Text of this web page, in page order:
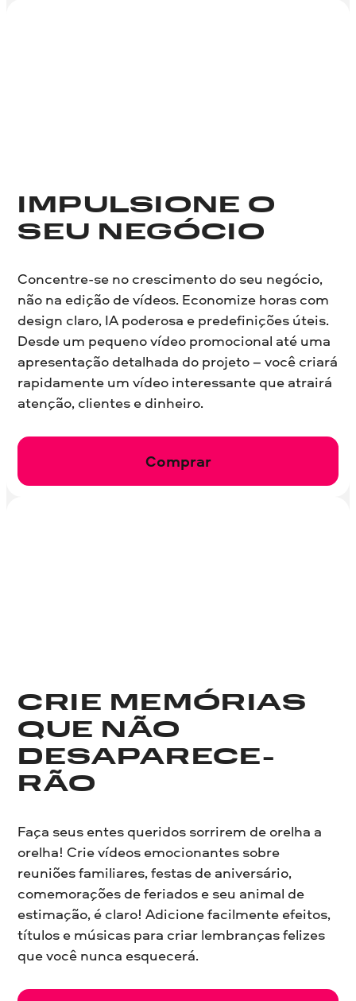
IMPULSIONE O
SEU NEGÓCIO
Concentre-se no crescimento do seu negócio,
não na edição de vídeos. Economize horas com
design claro, IA poderosa e predefinições úteis.
Desde um pequeno vídeo promocional até uma
apresentação detalhada do projeto – você criará
rapidamente um vídeo interessante que atrairá
atenção, clientes e dinheiro.
Comprar
CRIE MEMÓRIAS
QUE NÃO
DESAPARECE­
RÃO
Faça seus entes queridos sorrirem de orelha a
orelha! Crie vídeos emocionantes sobre
reuniões familiares, festas de aniversário,
comemorações de feriados e seu animal de
estimação, é claro! Adicione facilmente efeitos,
títulos e músicas para criar lembranças felizes
que você nunca esquecerá.